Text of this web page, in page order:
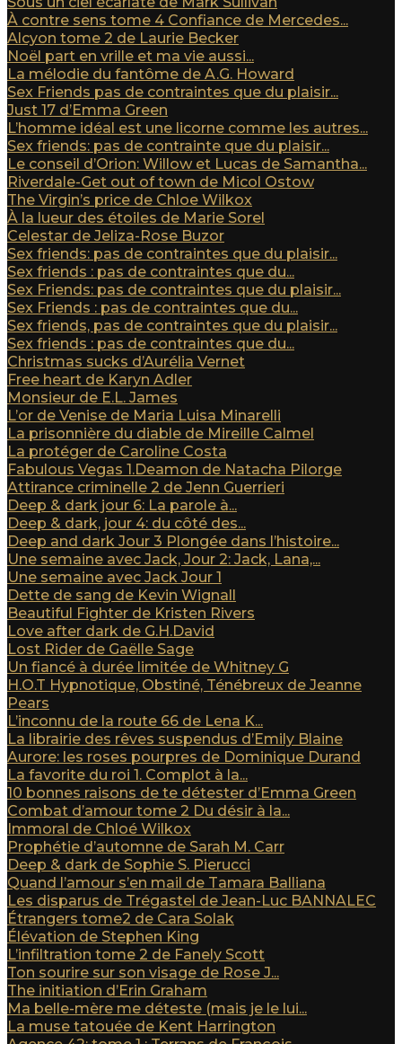
À contre sens tome 4 Confiance de Mercedes...
Alcyon tome 2 de Laurie Becker
Noël part en vrille et ma vie aussi...
La mélodie du fantôme de A.G. Howard
Sex Friends pas de contraintes que du plaisir...
Just 17 d’Emma Green
L’homme idéal est une licorne comme les autres...
Sex friends: pas de contrainte que du plaisir...
Le conseil d’Orion: Willow et Lucas de Samantha...
Riverdale-Get out of town de Micol Ostow
The Virgin’s price de Chloe Wilkox
À la lueur des étoiles de Marie Sorel
Celestar de Jeliza-Rose Buzor
Sex friends: pas de contraintes que du plaisir...
Sex friends : pas de contraintes que du...
Sex Friends: pas de contraintes que du plaisir...
Sex Friends : pas de contraintes que du...
Sex friends, pas de contraintes que du plaisir...
Sex friends : pas de contraintes que du...
Christmas sucks d’Aurélia Vernet
Free heart de Karyn Adler
Monsieur de E.L. James
L’or de Venise de Maria Luisa Minarelli
La prisonnière du diable de Mireille Calmel
La protéger de Caroline Costa
Fabulous Vegas 1.Deamon de Natacha Pilorge
Attirance criminelle 2 de Jenn Guerrieri
Deep & dark jour 6: La parole à...
Deep & dark, jour 4: du côté des...
Deep and dark Jour 3 Plongée dans l’histoire...
Une semaine avec Jack, Jour 2: Jack, Lana,...
Une semaine avec Jack Jour 1
Dette de sang de Kevin Wignall
Beautiful Fighter de Kristen Rivers
Love after dark de G.H.David
Lost Rider de Gaëlle Sage
Un fiancé à durée limitée de Whitney G
H.O.T Hypnotique, Obstiné, Ténébreux de Jeanne
Pears
L’inconnu de la route 66 de Lena K...
La librairie des rêves suspendus d’Emily Blaine
Aurore: les roses pourpres de Dominique Durand
La favorite du roi 1. Complot à la...
10 bonnes raisons de te détester d’Emma Green
Combat d’amour tome 2 Du désir à la...
Immoral de Chloé Wilkox
Prophétie d’automne de Sarah M. Carr
Deep & dark de Sophie S. Pierucci
Quand l’amour s’en mail de Tamara Balliana
Les disparus de Trégastel de Jean-Luc BANNALEC
Étrangers tome2 de Cara Solak
Élévation de Stephen King
L’infiltration tome 2 de Fanely Scott
Ton sourire sur son visage de Rose J...
The initiation d’Erin Graham
Ma belle-mère me déteste (mais je le lui...
La muse tatouée de Kent Harrington